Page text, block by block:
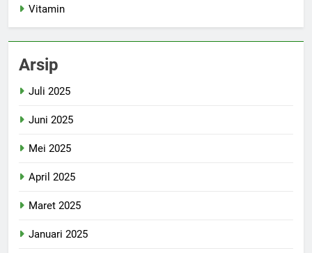
Vitamin
Arsip
Juli 2025
Juni 2025
Mei 2025
April 2025
Maret 2025
Januari 2025